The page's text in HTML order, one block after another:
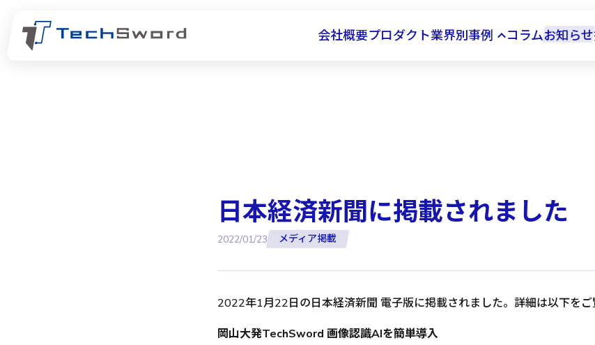
日本経済新聞に掲載されました
2022/01/23 メディア掲載
2022年1月22日の日本経済新聞 電子版に掲載されました。詳細は以下をご
岡山大発TechSword 画像認識AIを簡単導入
会社概要プロダクト業界別事例 keyboard_arrow_upコラムお知らせ